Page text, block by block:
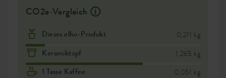
CO2e-Vergleich
Dieses elho-Produkt 0,211 kg
Keramiktopf 1,265 kg
1 Tasse Kaffee 0,051 kg